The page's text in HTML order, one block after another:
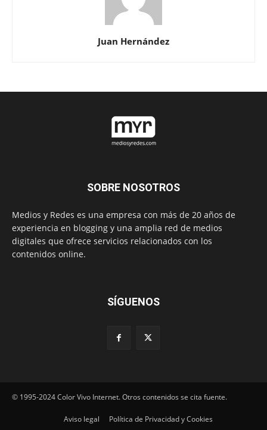
Juan Hernández
SOBRE NOSOTROS
Medios y Redes es una empresa con más de 20 años de
experiencia en blogging y una amplia red de medios
digitales que ofrece servicios relacionados con los
contenidos online.
SÍGUENOS
© 1995-2024 Color Vivo Internet. Otros contenidos se cita fuente.
Aviso legal Política de Privacidad y Cookies